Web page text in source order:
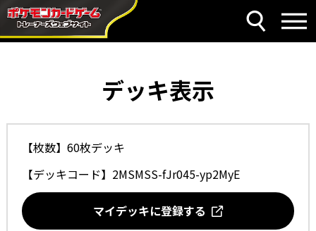
デッキ表示
【枚数】60枚デッキ
【デッキコード】 2MSMSS-fJr045-yp2MyE
マイデッキに登録する